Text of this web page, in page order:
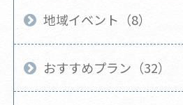
地域イベント（8）
おすすめプラン（32）